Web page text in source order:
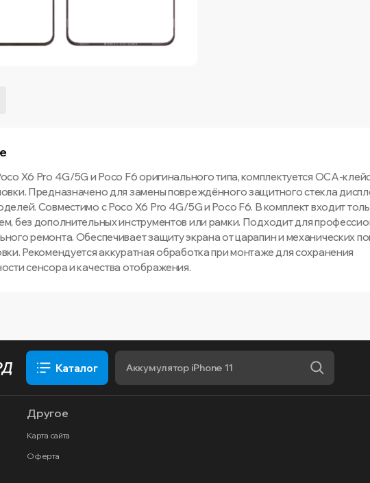
X6 Pro 4G/5G и Poco F6 оригинального типа, комплектуется OCA-
Предназначено для замены повреждённого защитного стекла
Совместимо с Poco X6 Pro 4G/5G и Poco F6. В комплект входит
без дополнительных инструментов или рамки. Подходит для
ремонта. Обеспечивает защиту экрана от царапин и механических
Рекомендуется аккуратная обработка при монтаже для сохранения
сенсора и качества отображения.
Каталог
Другое
Карта сайта
Оферта